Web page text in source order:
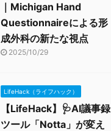
｜Michigan Hand
Questionnaireによる形
成外科の新たな視点
2025/10/29
LifeHack（ライフハック）
【LifeHack】🩺AI議事録
ツール「Notta」が変え